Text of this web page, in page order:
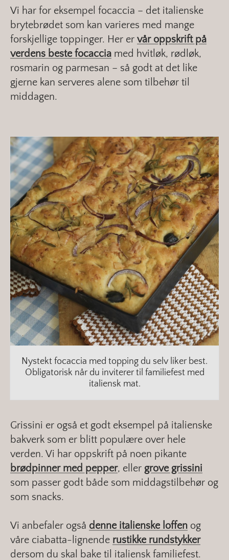
Vi har for eksempel focaccia – det italienske
brytebrødet som kan varieres med mange
forskjellige toppinger. Her er vår oppskrift på
verdens beste focaccia med hvitløk, rødløk,
rosmarin og parmesan – så godt at det like
gjerne kan serveres alene som tilbehør til
middagen.
Nystekt focaccia med topping du selv liker best.
Obligatorisk når du inviterer til familiefest med
italiensk mat.
Grissini er også et godt eksempel på italienske
bakverk som er blitt populære over hele
verden. Vi har oppskrift på noen pikante
brødpinner med pepper, eller grove grissini
som passer godt både som middagstilbehør og
som snacks.
Vi anbefaler også denne italienske loffen og
våre ciabatta-lignende rustikke rundstykker
dersom du skal bake til italiensk familiefest.